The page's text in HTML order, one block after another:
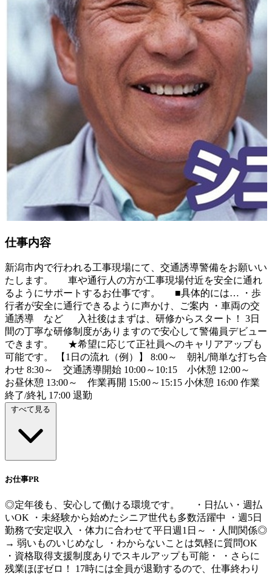
仕事内容
新潟市内で行われる工事現場にて、交通誘導警備をお願いい
たします。 車や通行人の方が工事現場付近を安全に通れ
るようにサポートするお仕事です。 ■具体的には… ・歩
行者が安全に通行できるように声かけ、ご案内 ・車両の交
通誘導 など 入社後はまずは、研修からスタート！ 3日
間の丁寧な研修制度がありますので安心して警備員デビュー
できます。 ★希望に応じて正社員へのキャリアアップも
可能です。 【1日の流れ（例）】 8:00～ 朝礼/簡単な打ち合
わせ 8:30～ 交通誘導開始 10:00～10:15 小休憩 12:00～
お昼休憩 13:00～ 作業再開 15:00～15:15 小休憩 16:00 作業
終了/終礼 17:00 退勤
すべて見る
お仕事PR
◎定年後も、安心して働ける環境です。 ・日払い・週払
いOK ・未経験から始めたシニア世代も多数活躍中 ・週5日
勤務で安定収入 ・体力に合わせて平日週1日～ ・人間関係◎
→ 弱いものいじめなし ・わからないことは気軽に質問OK
・資格取得支援制度ありでスキルアップも可能・ ・さらに
残業ほぼゼロ！ 17時には全員が退勤するので、仕事終わり